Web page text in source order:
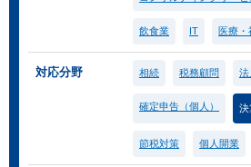
飲食業 IT 医療・
対応分野 相続 税務顧問 法
確定申告（個人） 決
節税対策 個人開業